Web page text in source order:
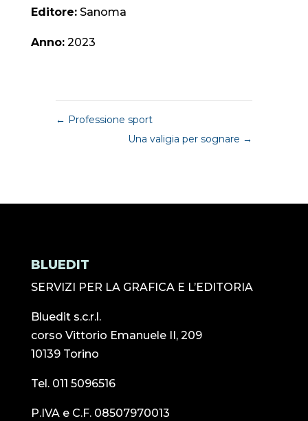
Editore:Sanoma
Anno:2023
← Professione sport
Una valigia per sognare →
BLUEDIT
SERVIZI PER LA GRAFICA E L’EDITORIA
Bluedit s.c.r.l.
corso Vittorio Emanuele II, 209
10139 Torino
Tel. 011 5096516
P.IVA e C.F. 08507970013